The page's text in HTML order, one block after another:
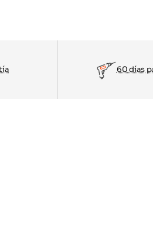
60 días